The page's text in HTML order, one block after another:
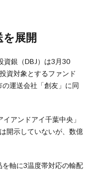
を展開
資銀（DBJ）は3月30
資対象とするファンド
の運送会社「創友」に同
アンドアイ千葉中央」
開示していないが、数億
軸に3温度帯対応の輸配